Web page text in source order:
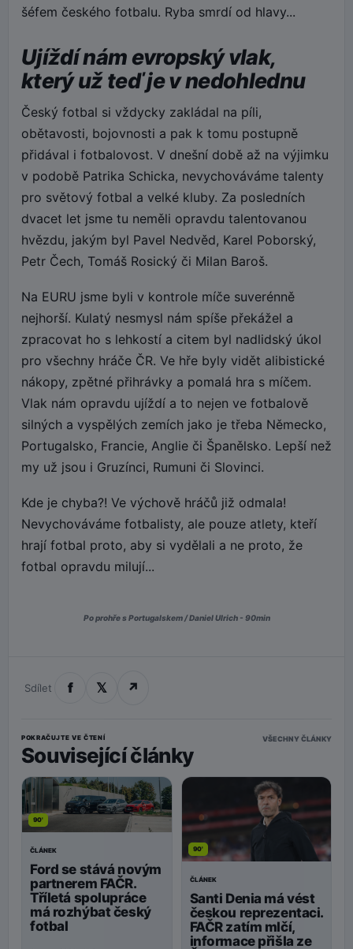
šéfem českého fotbalu. Ryba smrdí od hlavy...
Ujíždí nám evropský vlak,
který už teď je v nedohlednu
Český fotbal si vždycky zakládal na píli,
obětavosti, bojovnosti a pak k tomu postupně
přidával i fotbalovost. V dnešní době až na výjimku
v podobě Patrika Schicka, nevychováváme talenty
pro světový fotbal a velké kluby. Za posledních
dvacet let jsme tu neměli opravdu talentovanou
hvězdu, jakým byl Pavel Nedvěd, Karel Poborský,
Petr Čech, Tomáš Rosický či Milan Baroš.
Na EURU jsme byli v kontrole míče suverénně
nejhorší. Kulatý nesmysl nám spíše překážel a
zpracovat ho s lehkostí a citem byl nadlidský úkol
pro všechny hráče ČR. Ve hře byly vidět alibistické
nákopy, zpětné přihrávky a pomalá hra s míčem.
Vlak nám opravdu ujíždí a to nejen ve fotbalově
silných a vyspělých zemích jako je třeba Německo,
Portugalsko, Francie, Anglie či Španělsko. Lepší než
my už jsou i Gruzínci, Rumuni či Slovinci.
Kde je chyba?! Ve výchově hráčů již odmala!
Nevychováváme fotbalisty, ale pouze atlety, kteří
hrají fotbal proto, aby si vydělali a ne proto, že
fotbal opravdu milují...
Po prohře s Portugalskem / Daniel Ulrich - 90min
Sdílet f 𝕏 ↗
POKRAČUJTE VE ČTENÍ
Související články
VŠECHNY ČLÁNKY
90'
ČLÁNEK
Ford se stává novým
partnerem FAČR.
Tříletá spolupráce
má rozhýbat český
fotbal
90'
ČLÁNEK
Santi Denia má vést
českou reprezentaci.
FAČR zatím mlčí,
informace přišla ze